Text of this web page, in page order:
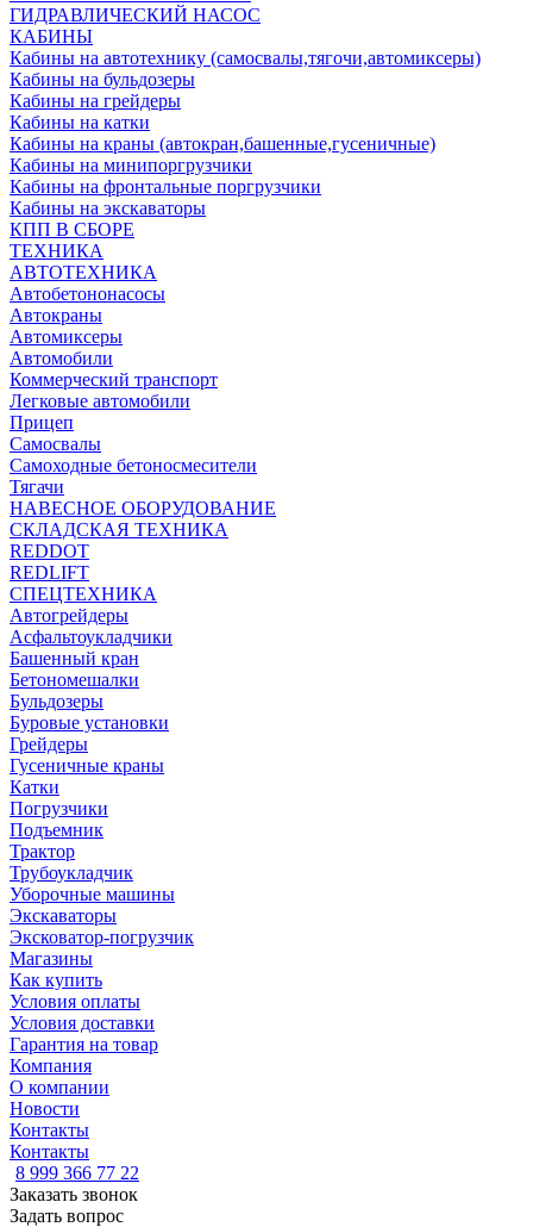
ГИДРАВЛИЧЕСКИЙ НАСОС
КАБИНЫ
Кабины на автотехнику (самосвалы,тягочи,автомиксеры)
Кабины на бульдозеры
Кабины на грейдеры
Кабины на катки
Кабины на краны (автокран,башенные,гусеничные)
Кабины на минипоргрузчики
Кабины на фронтальные поргрузчики
Кабины на экскаваторы
КПП В СБОРЕ
ТЕХНИКА
АВТОТЕХНИКА
Автобетононасосы
Автокраны
Автомиксеры
Автомобили
Коммерческий транспорт
Легковые автомобили
Прицеп
Самосвалы
Самоходные бетоносмесители
Тягачи
НАВЕСНОЕ ОБОРУДОВАНИЕ
СКЛАДСКАЯ ТЕХНИКА
REDDOT
REDLIFT
СПЕЦТЕХНИКА
Автогрейдеры
Асфальтоукладчики
Башенный кран
Бетономешалки
Бульдозеры
Буровые установки
Грейдеры
Гусеничные краны
Катки
Погрузчики
Подъемник
Трактор
Трубоукладчик
Уборочные машины
Экскаваторы
Эксковатор-погрузчик
Магазины
Как купить
Условия оплаты
Условия доставки
Гарантия на товар
Компания
О компании
Новости
Контакты
Контакты
8 999 366 77 22
Заказать звонок
Задать вопрос